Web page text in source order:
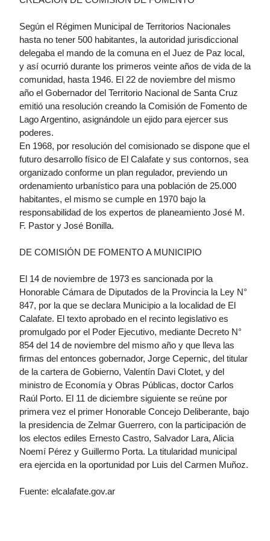
Según el Régimen Municipal de Territorios Nacionales
hasta no tener 500 habitantes, la autoridad jurisdiccional
delegaba el mando de la comuna en el Juez de Paz local,
y así ocurrió durante los primeros veinte años de vida de la
comunidad, hasta 1946. El 22 de noviembre del mismo
año el Gobernador del Territorio Nacional de Santa Cruz
emitió una resolución creando la Comisión de Fomento de
Lago Argentino, asignándole un ejido para ejercer sus
poderes.
En 1968, por resolución del comisionado se dispone que el
futuro desarrollo físico de El Calafate y sus contornos, sea
organizado conforme un plan regulador, previendo un
ordenamiento urbanístico para una población de 25.000
habitantes, el mismo se cumple en 1970 bajo la
responsabilidad de los expertos de planeamiento José M.
F. Pastor y José Bonilla.
DE COMISIÓN DE FOMENTO A MUNICIPIO
El 14 de noviembre de 1973 es sancionada por la
Honorable Cámara de Diputados de la Provincia la Ley N°
847, por la que se declara Municipio a la localidad de El
Calafate. El texto aprobado en el recinto legislativo es
promulgado por el Poder Ejecutivo, mediante Decreto N°
854 del 14 de noviembre del mismo año y que lleva las
firmas del entonces gobernador, Jorge Cepernic, del titular
de la cartera de Gobierno, Valentín Davi Clotet, y del
ministro de Economía y Obras Públicas, doctor Carlos
Raúl Porto. El 11 de diciembre siguiente se reúne por
primera vez el primer Honorable Concejo Deliberante, bajo
la presidencia de Zelmar Guerrero, con la participación de
los electos ediles Ernesto Castro, Salvador Lara, Alicia
Noemí Pérez y Guillermo Porta. La titularidad municipal
era ejercida en la oportunidad por Luis del Carmen Muñoz.
Fuente: elcalafate.gov.ar